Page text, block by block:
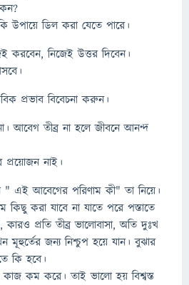
উপায়ে ডিল করা যেতে পারে।
করবেন, নিজেই উত্তর দিবেন।
প্রভাব বিবেচনা করুন।
আবেগ তীব্র না হলে জীবনে আনন্দ
প্রয়োজন নাই।
এই আবেগের পরিণাম কী" তা নিয়ে।
করা যাবে না যাতে পরে পস্তাতে
প্রতি তীব্র ভালোবাসা, অতি দুঃখ
মূহুর্তের জন্য নিশ্চুপ হয়ে যান। বুঝার
কি হবে।
কম করে। তাই ভালো হয় বিশ্বস্ত